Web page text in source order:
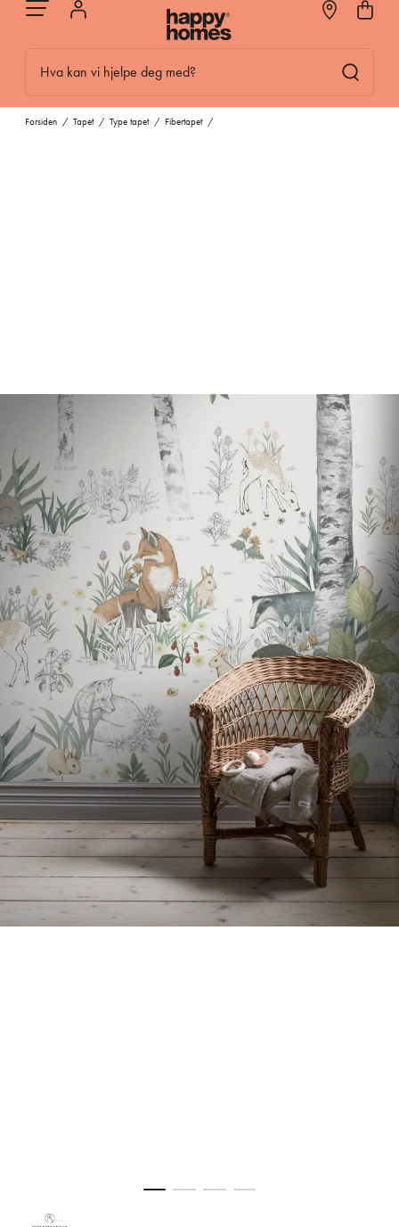
Hva kan vi hjelpe deg med?
Forsiden / Tapet / Type tapet / Fibertapet /